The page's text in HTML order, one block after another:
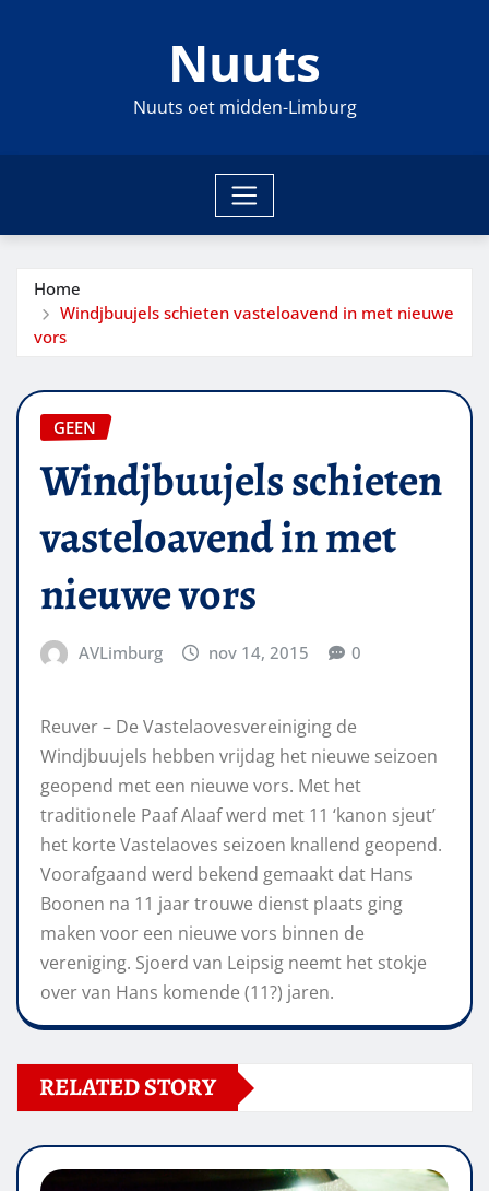
Nuuts
Nuuts oet midden-Limburg
Home
Windjbuujels schieten vasteloavend in met nieuwe
vors
GEEN
Windjbuujels schieten
vasteloavend in met
nieuwe vors
AVLimburg nov 14, 2015 0
Reuver – De Vastelaovesvereiniging de
Windjbuujels hebben vrijdag het nieuwe seizoen
geopend met een nieuwe vors. Met het
traditionele Paaf Alaaf werd met 11 ‘kanon sjeut’
het korte Vastelaoves seizoen knallend geopend.
Voorafgaand werd bekend gemaakt dat Hans
Boonen na 11 jaar trouwe dienst plaats ging
maken voor een nieuwe vors binnen de
vereniging. Sjoerd van Leipsig neemt het stokje
over van Hans komende (11?) jaren.
RELATED STORY